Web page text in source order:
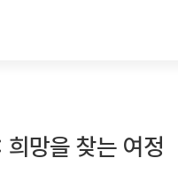
망을 찾는 여정